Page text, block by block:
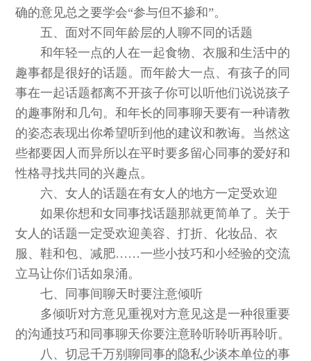
确的意见总之要学会“参与但不掺和”。
五、面对不同年龄层的人聊不同的话题
和年轻一点的人在一起食物、衣服和生活中的
趣事都是很好的话题。而年龄大一点、有孩子的同
事在一起话题都离不开孩子你可以听他们说说孩子
的趣事附和几句。和年长的同事聊天要有一种请教
的姿态表现出你希望听到他的建议和教诲。当然这
些都要因人而异所以在平时要多留心同事的爱好和
性格寻找共同的兴趣点。
六、女人的话题在有女人的地方一定受欢迎
如果你想和女同事找话题那就更简单了。关于
女人的话题一定受欢迎美容、打折、化妆品、衣
服、鞋和包、减肥……一些小技巧和小经验的交流
立马让你们话如泉涌。
七、同事间聊天时要注意倾听
多倾听对方意见重视对方意见这是一种很重要
的沟通技巧和同事聊天你要注意聆听聆听再聆听。
八、切忌千万别聊同事的隐私少谈本单位的事